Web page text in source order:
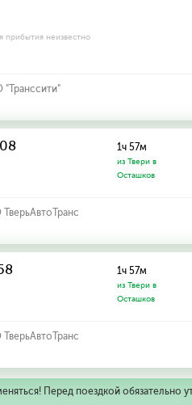
прибытия неизвестно
1ч 57м
из Твери в
Осташков
1ч 57м
из Твери в
Осташков
Перед поездкой обязательно